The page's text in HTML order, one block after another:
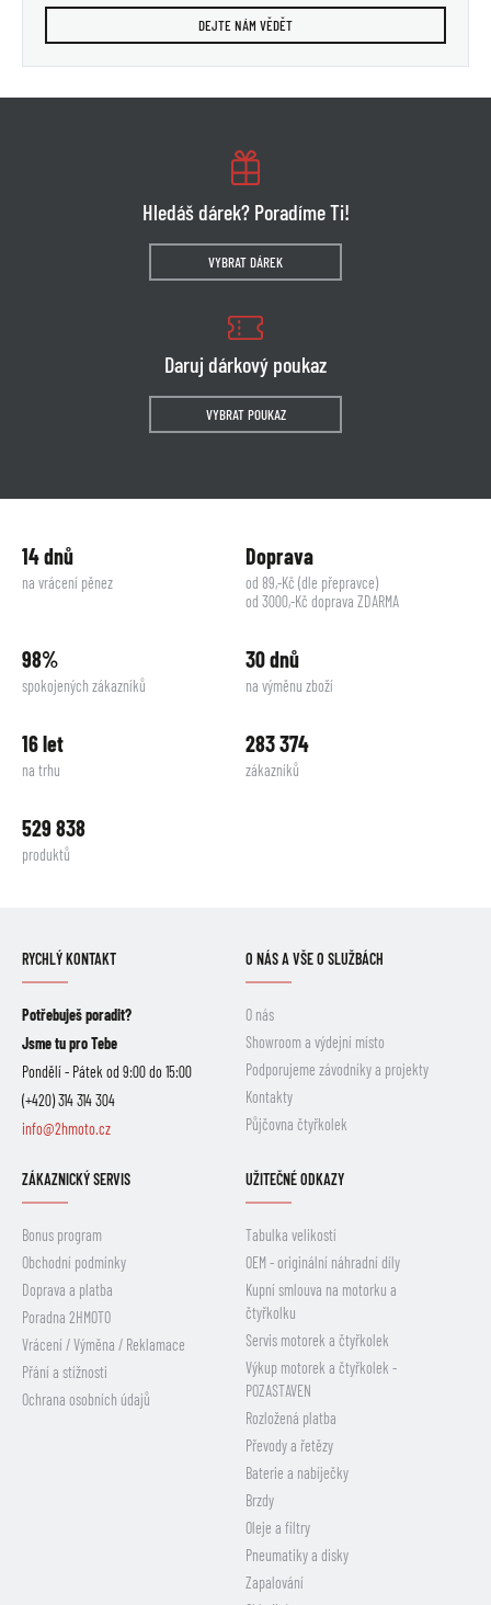
DEJTE NÁM VĚDĚT
Hledáš dárek? Poradíme Ti!
VYBRAT DÁREK
Daruj dárkový poukaz
VYBRAT POUKAZ
14 dnů
na vrácení pěnez
Doprava
od 89,-Kč (dle přepravce)
od 3000,-Kč doprava ZDARMA
98%
spokojených zákazníků
30 dnů
na výměnu zboží
16 let
na trhu
283 374
zákazníků
529 838
produktů
RYCHLÝ KONTAKT
Potřebuješ poradit?
Jsme tu pro Tebe
Pondělí - Pátek od 9:00 do 15:00
(+420) 314 314 304
info@2hmoto.cz
O NÁS A VŠE O SLUŽBÁCH
O nás
Showroom a výdejní místo
Podporujeme závodníky a projekty
Kontakty
Půjčovna čtyřkolek
ZÁKAZNICKÝ SERVIS
Bonus program
Obchodní podmínky
Doprava a platba
Poradna 2HMOTO
Vrácení / Výměna / Reklamace
Přání a stížnosti
Ochrana osobních údajů
UŽITEČNÉ ODKAZY
Tabulka velikostí
OEM - originální náhradní díly
Kupní smlouva na motorku a
čtyřkolku
Servis motorek a čtyřkolek
Výkup motorek a čtyřkolek -
POZASTAVEN
Rozložená platba
Převody a řetězy
Baterie a nabíječky
Brzdy
Oleje a filtry
Pneumatiky a disky
Zapalování